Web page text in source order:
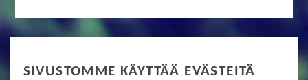
SIVUSTOMME KÄYTTÄÄ EVÄSTEITÄ